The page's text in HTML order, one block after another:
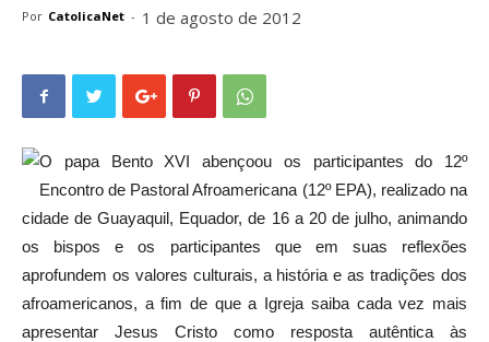
Por CatolicaNet - 1 de agosto de 2012
O papa Bento XVI abençoou os participantes do 12º
Encontro de Pastoral Afroamericana (12º EPA), realizado na
cidade de Guayaquil, Equador, de 16 a 20 de julho, animando
os bispos e os participantes que em suas reflexões
aprofundem os valores culturais, a história e as tradições dos
afroamericanos, a fim de que a Igreja saiba cada vez mais
apresentar Jesus Cristo como resposta autêntica às